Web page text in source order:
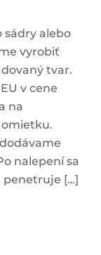
sádry alebo
vyrobiť
tvar.
v cene
na
nalepení sa
penetruje […]